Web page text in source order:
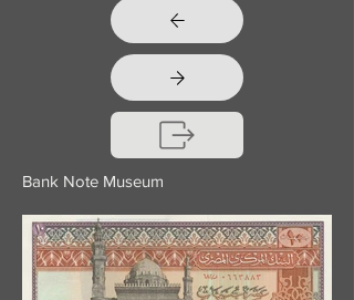
Bank Note Museum